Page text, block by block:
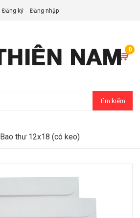
Đăng ký Đăng nhập
0
Tìm kiếm
Bao thư 12x18 (có keo)